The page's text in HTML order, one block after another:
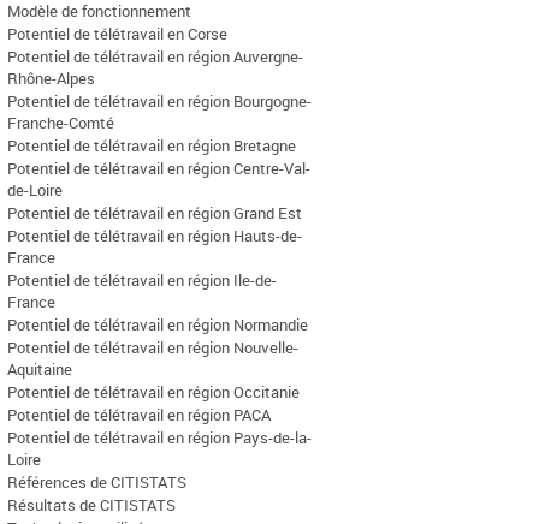
Modèle de fonctionnement
Potentiel de télétravail en Corse
Potentiel de télétravail en région Auvergne-
Rhône-Alpes
Potentiel de télétravail en région Bourgogne-
Franche-Comté
Potentiel de télétravail en région Bretagne
Potentiel de télétravail en région Centre-Val-
de-Loire
Potentiel de télétravail en région Grand Est
Potentiel de télétravail en région Hauts-de-
France
Potentiel de télétravail en région Ile-de-
France
Potentiel de télétravail en région Normandie
Potentiel de télétravail en région Nouvelle-
Aquitaine
Potentiel de télétravail en région Occitanie
Potentiel de télétravail en région PACA
Potentiel de télétravail en région Pays-de-la-
Loire
Références de CITISTATS
Résultats de CITISTATS